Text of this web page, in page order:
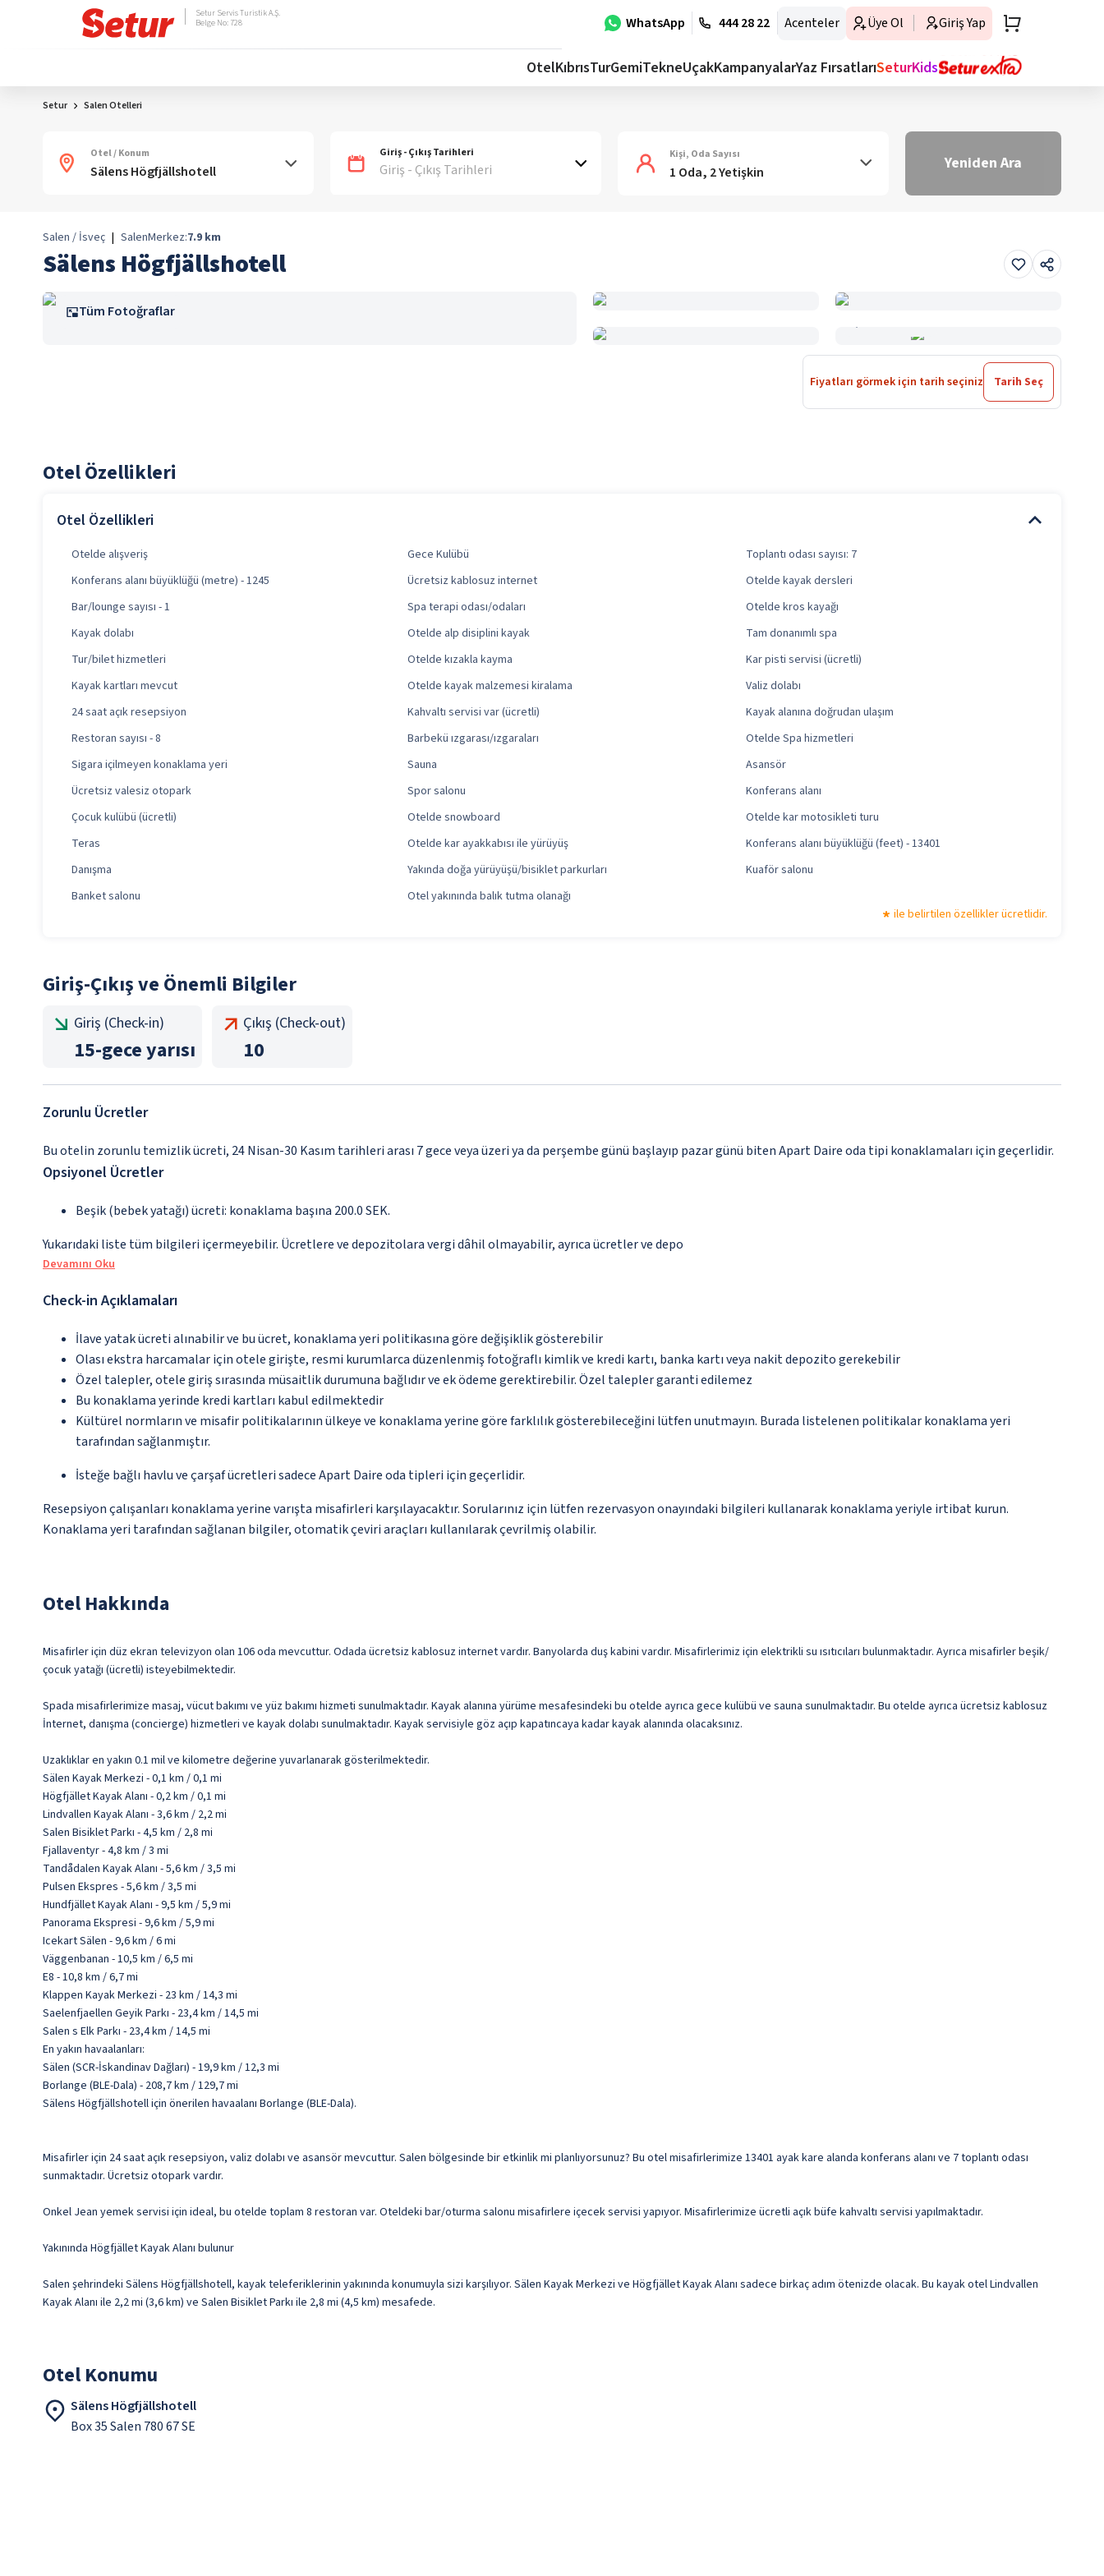
WhatsApp 444 28 22 Acenteler Üye Ol Giriş Yap
Setur Servis Turistik A.Ş.
Belge No: 728
OtelKıbrısTurGemiTekneUçakKampanyalarYaz FırsatlarıSeturKids
Setur Salen Otelleri
Otel / Konum Giriş - Çıkış Tarihleri
Giriş - Çıkış Tarihleri
Kişi, Oda Sayısı
1 Oda, 2 Yetişkin Yeniden Ara
Salen / İsveç | SalenMerkez:7.9 km
Sälens Högfjällshotell
Tüm Fotoğraflar
Fiyatları görmek için tarih seçiniz Tarih Seç
Otel Özellikleri
Otel Özellikleri
Otelde alışveriş Gece Kulübü
Toplantı odası sayısı: 7
Konferans alanı büyüklüğü (metre) - 1245
Ücretsiz kablosuz internet
Otelde kayak dersleri
Bar/lounge sayısı - 1
Spa terapi odası/odaları
Otelde kros kayağı
Kayak dolabı
Otelde alp disiplini kayak
Tam donanımlı spa
Tur/bilet hizmetleri
Otelde kızakla kayma
Kar pisti servisi (ücretli)
Kayak kartları mevcut
Otelde kayak malzemesi kiralama
Valiz dolabı
24 saat açık resepsiyon
Kahvaltı servisi var (ücretli)
Kayak alanına doğrudan ulaşım
Restoran sayısı - 8
Barbekü ızgarası/ızgaraları
Otelde Spa hizmetleri
Sigara içilmeyen konaklama yeri
Sauna
Asansör
Ücretsiz valesiz otopark
Spor salonu
Konferans alanı
Çocuk kulübü (ücretli)
Otelde snowboard
Otelde kar motosikleti turu
Teras
Otelde kar ayakkabısı ile yürüyüş
Konferans alanı büyüklüğü (feet) - 13401
Danışma
Yakında doğa yürüyüşü/bisiklet parkurları
Kuaför salonu
Banket salonu
Otel yakınında balık tutma olanağı
ile belirtilen özellikler ücretlidir.
Giriş-Çıkış ve Önemli Bilgiler
Giriş (Check-in)
15-gece yarısı
Çıkış (Check-out)
10
Zorunlu Ücretler
Bu otelin zorunlu temizlik ücreti, 24 Nisan-30 Kasım tarihleri arası 7 gece veya üzeri ya da perşembe günü başlayıp pazar günü biten Apart Daire oda tipi konaklamaları için geçerlidir.
Opsiyonel Ücretler
Beşik (bebek yatağı) ücreti: konaklama başına 200.0 SEK.
Yukarıdaki liste tüm bilgileri içermeyebilir. Ücretlere ve depozitolara vergi dâhil olmayabilir, ayrıca ücretler ve depo
Devamını Oku
Check-in Açıklamaları
İlave yatak ücreti alınabilir ve bu ücret, konaklama yeri politikasına göre değişiklik gösterebilir
Olası ekstra harcamalar için otele girişte, resmi kurumlarca düzenlenmiş fotoğraflı kimlik ve kredi kartı, banka kartı veya nakit depozito gerekebilir
Özel talepler, otele giriş sırasında müsaitlik durumuna bağlıdır ve ek ödeme gerektirebilir. Özel talepler garanti edilemez
Bu konaklama yerinde kredi kartları kabul edilmektedir
Kültürel normların ve misafir politikalarının ülkeye ve konaklama yerine göre farklılık gösterebileceğini lütfen unutmayın. Burada listelenen politikalar konaklama yeri
tarafından sağlanmıştır.
İsteğe bağlı havlu ve çarşaf ücretleri sadece Apart Daire oda tipleri için geçerlidir.
Resepsiyon çalışanları konaklama yerine varışta misafirleri karşılayacaktır. Sorularınız için lütfen rezervasyon onayındaki bilgileri kullanarak konaklama yeriyle irtibat kurun.
Konaklama yeri tarafından sağlanan bilgiler, otomatik çeviri araçları kullanılarak çevrilmiş olabilir.
Otel Hakkında
Misafirler için düz ekran televizyon olan 106 oda mevcuttur. Odada ücretsiz kablosuz internet vardır. Banyolarda duş kabini vardır. Misafirlerimiz için elektrikli su ısıtıcıları bulunmaktadır. Ayrıca misafirler beşik/
çocuk yatağı (ücretli) isteyebilmektedir.
Spada misafirlerimize masaj, vücut bakımı ve yüz bakımı hizmeti sunulmaktadır. Kayak alanına yürüme mesafesindeki bu otelde ayrıca gece kulübü ve sauna sunulmaktadır. Bu otelde ayrıca ücretsiz kablosuz
İnternet, danışma (concierge) hizmetleri ve kayak dolabı sunulmaktadır. Kayak servisiyle göz açıp kapatıncaya kadar kayak alanında olacaksınız.
Uzaklıklar en yakın 0.1 mil ve kilometre değerine yuvarlanarak gösterilmektedir.
Sälen Kayak Merkezi - 0,1 km / 0,1 mi
Högfjället Kayak Alanı - 0,2 km / 0,1 mi
Lindvallen Kayak Alanı - 3,6 km / 2,2 mi
Salen Bisiklet Parkı - 4,5 km / 2,8 mi
Fjallaventyr - 4,8 km / 3 mi
Tandådalen Kayak Alanı - 5,6 km / 3,5 mi
Pulsen Ekspres - 5,6 km / 3,5 mi
Hundfjället Kayak Alanı - 9,5 km / 5,9 mi
Panorama Ekspresi - 9,6 km / 5,9 mi
Icekart Sälen - 9,6 km / 6 mi
Väggenbanan - 10,5 km / 6,5 mi
E8 - 10,8 km / 6,7 mi
Klappen Kayak Merkezi - 23 km / 14,3 mi
Saelenfjaellen Geyik Parkı - 23,4 km / 14,5 mi
Salen s Elk Parkı - 23,4 km / 14,5 mi
En yakın havaalanları:
Sälen (SCR-İskandinav Dağları) - 19,9 km / 12,3 mi
Borlange (BLE-Dala) - 208,7 km / 129,7 mi
Sälens Högfjällshotell için önerilen havaalanı Borlange (BLE-Dala).
Misafirler için 24 saat açık resepsiyon, valiz dolabı ve asansör mevcuttur. Salen bölgesinde bir etkinlik mi planlıyorsunuz? Bu otel misafirlerimize 13401 ayak kare alanda konferans alanı ve 7 toplantı odası
sunmaktadır. Ücretsiz otopark vardır.
Onkel Jean yemek servisi için ideal, bu otelde toplam 8 restoran var. Oteldeki bar/oturma salonu misafirlere içecek servisi yapıyor. Misafirlerimize ücretli açık büfe kahvaltı servisi yapılmaktadır.
Yakınında Högfjället Kayak Alanı bulunur
Salen şehrindeki Sälens Högfjällshotell, kayak teleferiklerinin yakınında konumuyla sizi karşılıyor. Sälen Kayak Merkezi ve Högfjället Kayak Alanı sadece birkaç adım ötenizde olacak. Bu kayak otel Lindvallen
Kayak Alanı ile 2,2 mi (3,6 km) ve Salen Bisiklet Parkı ile 2,8 mi (4,5 km) mesafede.
Otel Konumu
Sälens Högfjällshotell
Box 35 Salen 780 67 SE